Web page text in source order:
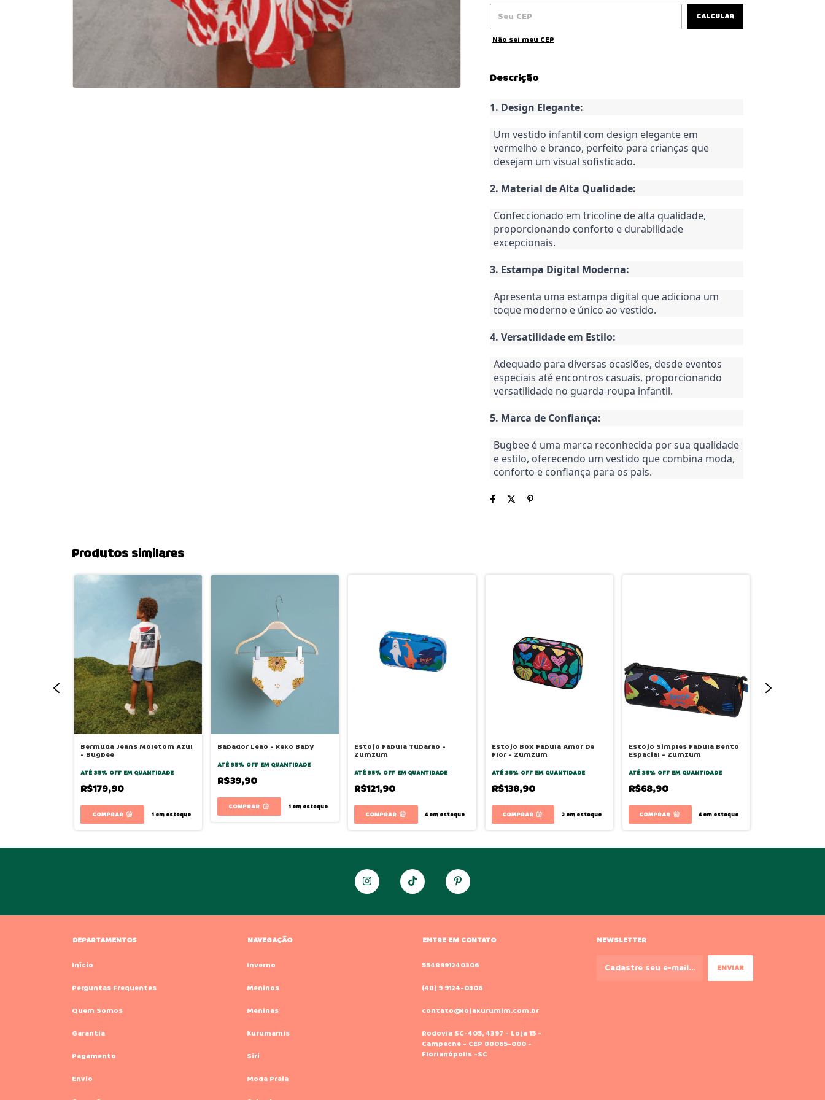
CALCULAR
Não sei meu CEP
Descrição
1. Design Elegante:
Um vestido infantil com design elegante em
vermelho e branco, perfeito para crianças que
desejam um visual sofisticado.
2. Material de Alta Qualidade:
Confeccionado em tricoline de alta qualidade,
proporcionando conforto e durabilidade
excepcionais.
3. Estampa Digital Moderna:
Apresenta uma estampa digital que adiciona um
toque moderno e único ao vestido.
4. Versatilidade em Estilo:
Adequado para diversas ocasiões, desde eventos
especiais até encontros casuais, proporcionando
versatilidade no guarda-roupa infantil.
5. Marca de Confiança:
Bugbee é uma marca reconhecida por sua qualidade
e estilo, oferecendo um vestido que combina moda,
conforto e confiança para os pais.
Produtos similares
Bermuda Jeans Moletom Azul
- Bugbee
ATÉ 35% OFF EM QUANTIDADE
R$179,90
COMPRAR 1em estoque
Babador Leao - Keko Baby
ATÉ 35% OFF EM QUANTIDADE
R$39,90
1em estoque
Estojo Fabula Tubarao -
Zumzum
ATÉ 35% OFF EM QUANTIDADE
R$121,90
4 em estoque
Estojo Box Fabula Amor De
Flor - Zumzum
ATÉ 35% OFF EM QUANTIDADE
R$138,90
2 em estoque
Estojo Simples Fabula Bento
Espacial - Zumzum
ATÉ 35% OFF EM QUANTIDADE
R$68,90
4 em estoque
DEPARTAMENTOS
Início
Perguntas Frequentes
Quem Somos
Garantia
Pagamento
Envio
NAVEGAÇÃO
Inverno
Meninos
Meninas
Kurumamis
Siri
Moda Praia
ENTRE EM CONTATO
5548991240306
(48) 9 9124-0306
contato@lojakurumim.com.br
Rodovia SC-405, 4397 - Loja 15 -
Campeche - CEP 88065-000 -
Florianópolis -SC
NEWSLETTER